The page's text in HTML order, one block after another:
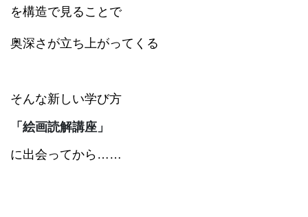
を構造で見ることで
奥深さが立ち上がってくる
そんな新しい学び方
「絵画読解講座」
に出会ってから……